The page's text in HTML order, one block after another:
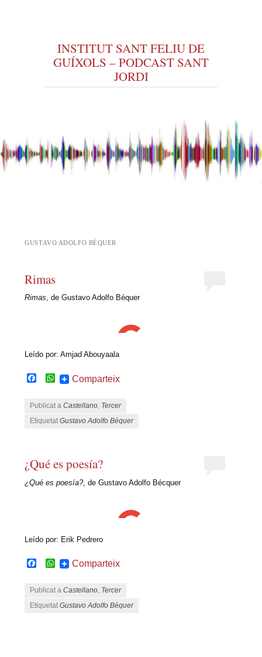
INSTITUT SANT FELIU DE
GUÍXOLS – PODCAST SANT
JORDI
GUSTAVO ADOLFO BÉQUER
Rimas
Rimas, de Gustavo Adolfo Béquer
Leído por: Amjad Abouyaala
FacebookWhatsApp
Comparteix
Publicat aCastellano Tercer
EtiquetatGustavo Adolfo Béquer
¿Qué es poesía?
¿Qué es poesía?, de Gustavo Adolfo Bécquer
Leído por: Erik Pedrero
FacebookWhatsApp
Comparteix
Publicat aCastellano, Tercer
EtiquetatGustavo Adolfo Béquer